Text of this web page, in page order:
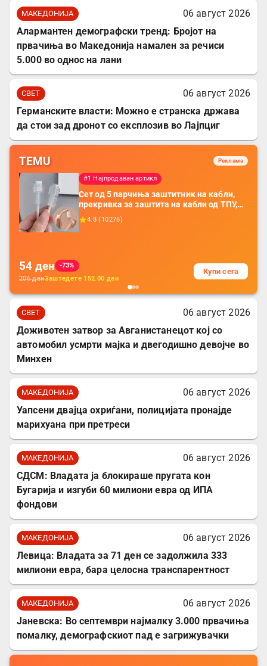
МАКЕДОНИЈА
06 август 2026
Алармантен демографски тренд: Бројот на
првачиња во Македонија намален за речиси
5.000 во однос на лани
СВЕТ
06 август 2026
Германските власти: Можно е странска држава
да стои зад дронот со експлозив во Лајпциг
TEMU Реклама
#1 Најпродаван артикл
Сет од 5 парчиња заштитник на кабли,
прекривка за заштита на кабли од ТПУ,
додатоци за заштита на кабли, без
батерија, за мобилни телефони, комплет
4.8 (10276)
54 ден
-73%
206денЗаштедете 152.00 ден
Купи сега
СВЕТ
06 август 2026
Доживотен затвор за Авганистанецот кој со
автомобил усмрти мајка и двегодишно девојче во
Минхен
МАКЕДОНИЈА
06 август 2026
Уапсени двајца охриѓани, полицијата пронајде
марихуана при претреси
МАКЕДОНИЈА
06 август 2026
СДСМ: Владата ја блокираше пругата кон
Бугарија и изгуби 60 милиони евра од ИПА
фондови
МАКЕДОНИЈА
06 август 2026
Левица: Владата за 71 ден се задолжила 333
милиони евра, бара целосна транспарентност
МАКЕДОНИЈА
06 август 2026
Јаневска: Во септември најмалку 3.000 првачиња
помалку, демографскиот пад е загрижувачки